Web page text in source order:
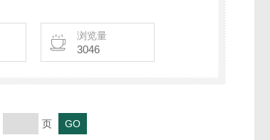
浏览量
3046
页